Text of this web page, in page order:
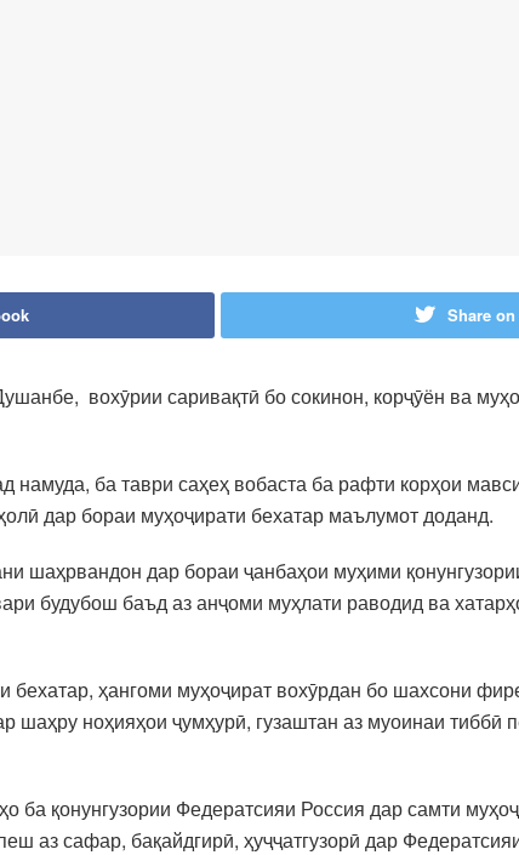
Share
вохӯрии саривақтӣ бо сокинон, корҷӯён ва
ба таври саҳеҳ вобаста ба рафти корҳои
дар бораи муҳоҷирати бехатар маълумот доданд.
шаҳрвандон дар бораи ҷанбаҳои муҳими
будубош баъд аз анҷоми муҳлати раводид ва
ҳангоми муҳоҷират вохӯрдан бо шахсони
шаҳру ноҳияҳои ҷумҳурӣ, гузаштан аз муоинаи тиббӣ
ба қонунгузории Федератсияи Россия дар самти
аз сафар, бақайдгирӣ, ҳуҷҷатгузорӣ дар